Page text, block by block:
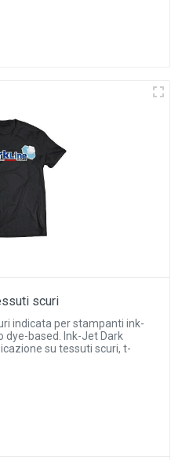
scuri
indicata per stampanti ink-
dye-based. Ink-Jet Dark
su tessuti scuri, t-